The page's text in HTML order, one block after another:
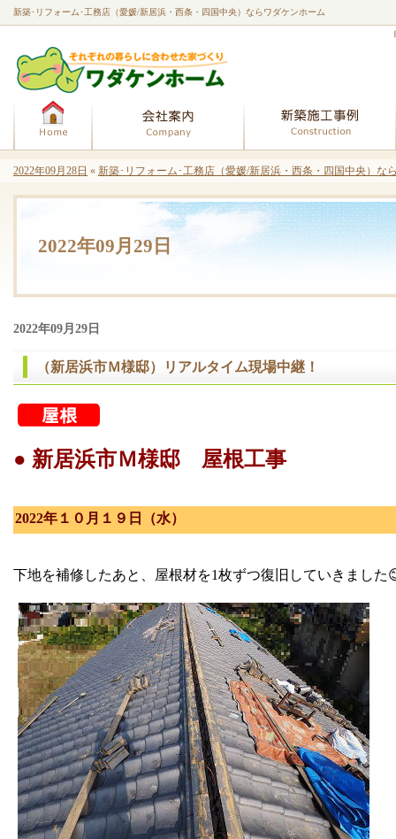
2022年09月29日
新築･リフォーム･工務店（愛媛/新居浜・西条・四国中央）ならワダケンホーム
2022年09月29日
（新居浜市Ｍ様邸）リアルタイム現場中継！
● 新居浜市Ｍ様邸 屋根工事
2022年１０月１９日（水）
下地を補修したあと、屋根材を1枚ずつ復旧していきました
2022年09月28日 « 新築･リフォーム･工務店（愛媛/新居浜・西条・四国中央）な